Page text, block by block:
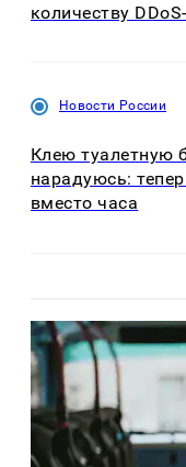
количеству
Новости России
Клею туалетную
нарадуюсь:
вместо часа